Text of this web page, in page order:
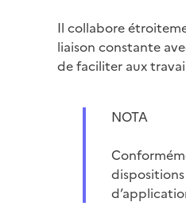
Il collabore
liaison constante
de faciliter aux
NOTA